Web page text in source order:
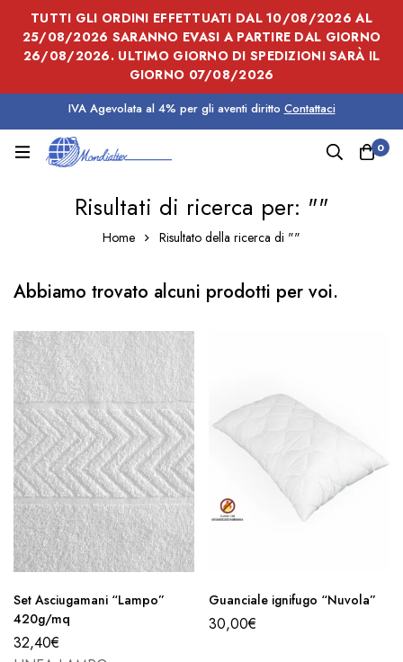
TUTTI GLI ORDINI EFFETTUATI DAL 10/08/2026 AL
25/08/2026 SARANNO EVASI A PARTIRE DAL GIORNO
26/08/2026. ULTIMO GIORNO DI SPEDIZIONI SARÀ IL
GIORNO 07/08/2026
IVA Agevolata al 4% per gli aventi diritto Contattaci
0
Risultati di ricerca per: ""
Home Risultato della ricerca di ""
Abbiamo trovato alcuni prodotti per voi.
Set Asciugamani “Lampo”
420g/mq
32,40€
Guanciale ignifugo “Nuvola”
30,00€